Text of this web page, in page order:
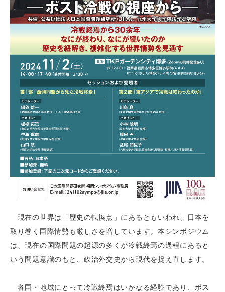
現在の世界は「歴史の転換点」にあるともいわれ、日本を
取り巻く国際情勢も厳しさを増しています。本シンポジウム
は、現在の国際問題の起源の多くが冷戦終焉の過程にあると
いう問題意識のもと、政治外交史から現代を捉え直します。
各国・地域にとって冷戦終焉はいかなる経験であり、ポス